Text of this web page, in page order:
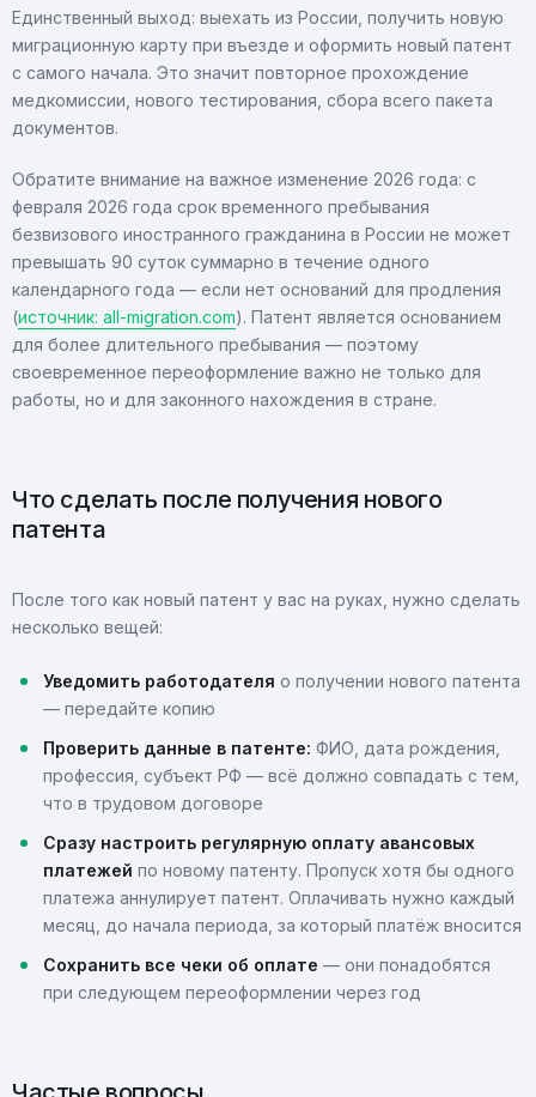
Единственный выход: выехать из России, получить новую
миграционную карту при въезде и оформить новый патент
с самого начала. Это значит повторное прохождение
медкомиссии, нового тестирования, сбора всего пакета
документов.
Обратите внимание на важное изменение 2026 года: с
февраля 2026 года срок временного пребывания
безвизового иностранного гражданина в России не может
превышать 90 суток суммарно в течение одного
календарного года — если нет оснований для продления
(источник: all-migration.com). Патент является основанием
для более длительного пребывания — поэтому
своевременное переоформление важно не только для
работы, но и для законного нахождения в стране.
Что сделать после получения нового
патента
После того как новый патент у вас на руках, нужно сделать
несколько вещей:
Уведомить работодателя о получении нового патента
— передайте копию
Проверить данные в патенте: ФИО, дата рождения,
профессия, субъект РФ — всё должно совпадать с тем,
что в трудовом договоре
Сразу настроить регулярную оплату авансовых
платежей по новому патенту. Пропуск хотя бы одного
платежа аннулирует патент. Оплачивать нужно каждый
месяц, до начала периода, за который платёж вносится
Сохранить все чеки об оплате — они понадобятся
при следующем переоформлении через год